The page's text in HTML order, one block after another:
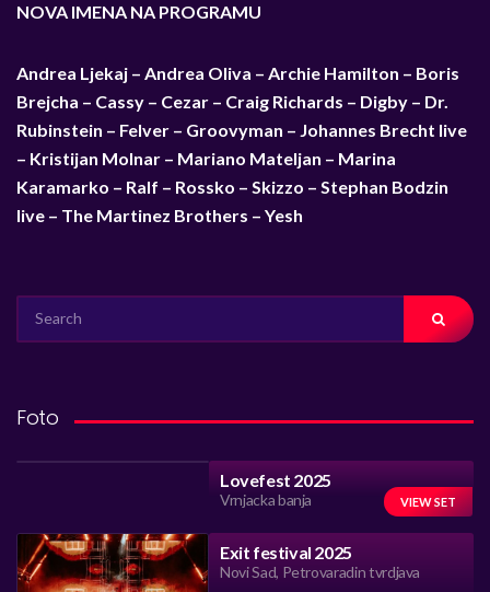
NOVA IMENA NA PROGRAMU
Andrea Ljekaj – Andrea Oliva – Archie Hamilton – Boris
Brejcha – Cassy – Cezar – Craig Richards – Digby – Dr.
Rubinstein – Felver – Groovyman – Johannes Brecht live
– Kristijan Molnar – Mariano Mateljan – Marina
Karamarko – Ralf – Rossko – Skizzo – Stephan Bodzin
live – The Martinez Brothers – Yesh
FOR:
Foto
Lovefest 2025
Vrnjacka banja VIEW SET
Exit festival 2025
Novi Sad, Petrovaradin tvrdjava